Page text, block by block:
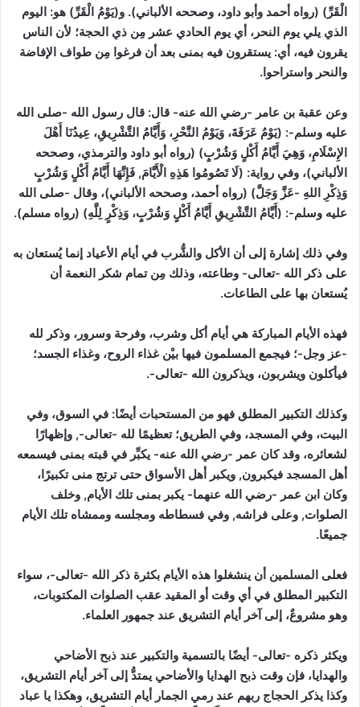
الْقَرِّ) (رواه أحمد وأبو داود، وصححه الألباني). و(يَوْمُ الْقَرِّ) هو: اليوم
الذي يلي يوم النحر، أي يوم الحادي عشر مِن ذي الحجة؛ لأن الناس
يقرون فيه، أي: يستقرون فيه بمنى بعد أن فرغوا مِن طواف الإفاضة
والنحر واستراحوا.
وعن عقبة بن عامر -رضي الله عنه- قال: قال رسول الله -صلى الله
عليه وسلم-: (يَوْمُ عَرَفَةَ، وَيَوْمُ النَّحْرِ، وَأَيَّامُ التَّشْرِيقِ، عِيدُنَا أَهْلَ
الإِسْلَامِ، وَهِيَ أَيَّامُ أَكْلٍ وَشُرْبٍ) (رواه أبو داود والترمذي، وصححه
الألباني)، وفي رواية: (لَا تَصُومُوا هَذِهِ الْأَيَّامَ, فَإِنَّهَا أَيَّامُ أَكْلٍ وَشُرْبٍ
وَذِكْرِ اللهِ -عَزَّ وَجَلَّ) (رواه أحمد، وصححه الألباني)، وقال -صلى الله
عليه وسلم-: (أَيَّامُ التَّشْرِيقِ أَيَّامُ أَكْلٍ وَشُرْبٍ، وَذِكْرٍ لِلَّهِ) (رواه مسلم).
وفي ذلك إشارة إلى أن الأكل والشُّرب في أيام الأعياد إنما يُستعان به
على ذكر الله -تعالى- وطاعته، وذلك مِن تمام شكر النعمة أن
يُستعان بها على الطاعات.
فهذه الأيام المباركة هي أيام أكل وشرب، وفرحة وسرور، وذكر لله
-عز وجل-؛ فيجمع المسلمون فيها بيْن غذاء الروح، وغذاء الجسد؛
فيأكلون ويشربون، ويذكرون الله -تعالى-.
وكذلك التكبير المطلق فهو من المستحبات أيضًا: في السوق، وفي
البيت، وفي المسجد، وفي الطريق؛ تعظيمًا لله -تعالى-, وإظهارًا
لشعائره، وقد كان عمر -رضي الله عنه- يكبِّر في قبته بمنى فيسمعه
أهل المسجد فيكبرون, ويكبر أهل الأسواق حتى ترتج منى تكبيرًا،
وكان ابن عمر -رضي الله عنهما- يكبر بمنى تلك الأيام, وخلف
الصلوات, وعلى فراشه, وفي فسطاطه ومجلسه وممشاه تلك الأيام
جميعًا.
فعلى المسلمين أن ينشغلوا هذه الأيام بكثرة ذكر الله -تعالى-، سواء
التكبير المطلق في أي وقت أو المقيد عقب الصلوات المكتوبات،
وهو مشروعٌ، إلى آخر أيام التشريق عند جمهور العلماء.
ويكثر ذكره -تعالى- أيضًا بالتسمية والتكبير عند ذبح الأضاحي
والهدايا، فإن وقت ذبح الهدايا والأضاحي يمتدُّ إلى آخر أيام التشريق،
وكذا يذكر الحجاج ربهم عند رمي الجمار أيام التشريق، وهكذا يا عباد